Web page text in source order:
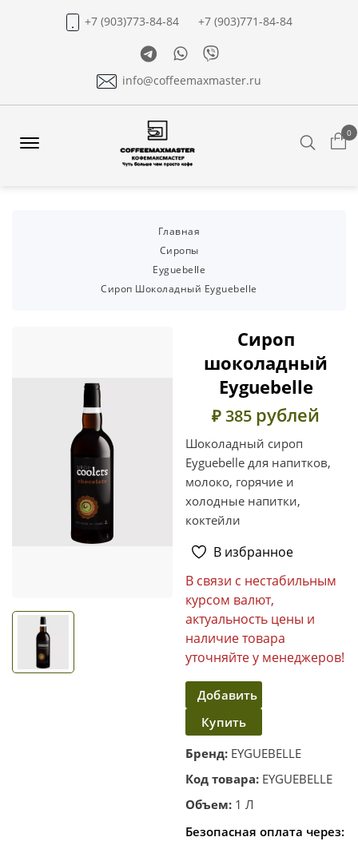
+7 (903)773-84-84
+7 (903)771-84-84
TelegramWhatsapp
Viber
info@coffeemaxmaster.ru
0
Главная
Сиропы
Eyguebelle
Сироп Шоколадный Eyguebelle
Сироп
шоколадный
Eyguebelle
₽ 385 рублей
Шоколадный сироп
Eyguebelle для напитков,
молоко, горячие и
холодные напитки,
коктейли
В избранное
В связи с нестабильным
курсом валют,
актуальность цены и
наличие товара
уточняйте у менеджеров!
Добавить
в
корзину
Купить
в один
клик
Бренд: EYGUEBELLE
Код товара: EYGUEBELLE
Объем: 1 Л
Безопасная оплата через: